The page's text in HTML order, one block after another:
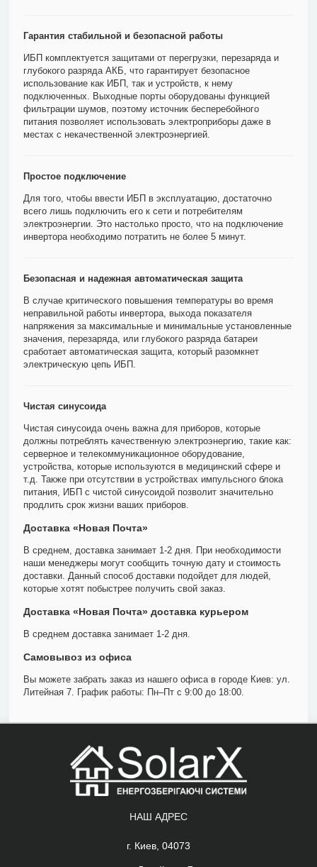
Гарантия стабильной и безопасной работы
ИБП комплектуется защитами от перегрузки, перезаряда и
глубокого разряда АКБ, что гарантирует безопасное
использование как ИБП, так и устройств, к нему
подключенных. Выходные порты оборудованы функцией
фильтрации шумов, поэтому источник бесперебойного
питания позволяет использовать электроприборы даже в
местах с некачественной электроэнергией.
Простое подключение
Для того, чтобы ввести ИБП в эксплуатацию, достаточно
всего лишь подключить его к сети и потребителям
электроэнергии. Это настолько просто, что на подключение
инвертора необходимо потратить не более 5 минут.
Безопасная и надежная автоматическая защита
В случае критического повышения температуры во время
неправильной работы инвертора, выхода показателя
напряжения за максимальные и минимальные установленные
значения, перезаряда, или глубокого разряда батареи
сработает автоматическая защита, который разомкнет
электрическую цепь ИБП.
Чистая синусоида
Чистая синусоида очень важна для приборов, которые
должны потреблять качественную электроэнергию, такие как:
серверное и телекоммуникационное оборудование,
устройства, которые используются в медицинский сфере и
т.д. Также при отсутствии в устройствах импульсного блока
питания, ИБП с чистой синусоидой позволит значительно
продлить срок жизни ваших приборов.
Доставка «Новая Почта»
В среднем, доставка занимает 1-2 дня. При необходимости
наши менеджеры могут сообщить точную дату и стоимость
доставки. Данный способ доставки подойдет для людей,
которые хотят побыстрее получить свой заказ.
Доставка «Новая Почта» доставка курьером
В среднем доставка занимает 1-2 дня.
Самовывоз из офиса
Вы можете забрать заказ из нашего офиса в городе Киев: ул.
Литейная 7. График работы: Пн–Пт с 9:00 до 18:00.
НАШ АДРЕС
г. Киев, 04073